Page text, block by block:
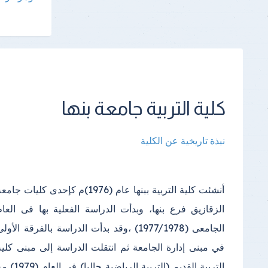
كلية التربية جامعة بنها
نبذة تاريخية عن الكلية
أنشئت كلية التربية ببنها عام (1976)م كإحدى كليات
الزقازيق فرع بنها، وبدأت الدراسة الفعلية بها فى
الجامعى (1977/1978) ،وقد بدأت الدراسة بالفرقة
في مبنى إدارة الجامعة ثم انتقلت الدراسة إلى مبنى
الدراسي(2000) واستمرت الدراسة فيه إلى أن تم
مبنى خاص بالكلية في مجمع الكليات بكفر سعد وتم
إليه في عام (2013)؛ ويتكون المكان الجديد للكلية من
(2) مبنى الأول المبنى الإداري ويتكون من (4 )